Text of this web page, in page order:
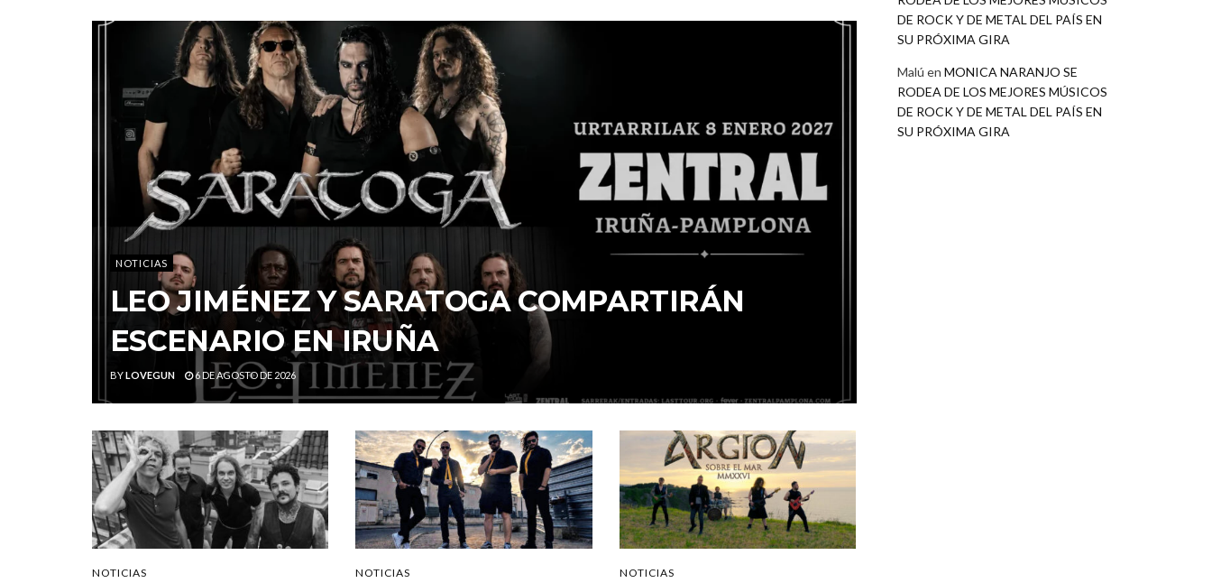
NOTICIAS
LEO JIMÉNEZ Y SARATOGA COMPARTIRÁN
ESCENARIO EN IRUÑA
BYLOVEGUN 6 DE AGOSTO DE 2026
NOTICIAS NOTICIAS NOTICIAS
DE ROCK Y DE METAL DEL PAÍS EN
SU PRÓXIMA GIRA
Malú en MONICA NARANJO SE
RODEA DE LOS MEJORES MÚSICOS
DE ROCK Y DE METAL DEL PAÍS EN
SU PRÓXIMA GIRA